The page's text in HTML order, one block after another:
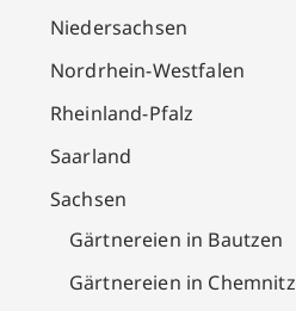
Niedersachsen
Nordrhein-Westfalen
Rheinland-Pfalz
Saarland
Sachsen
Gärtnereien in Bautzen
Gärtnereien in Chemnitz